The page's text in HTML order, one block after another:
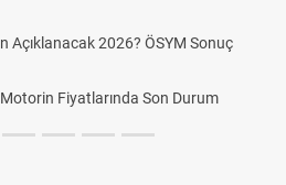
Açıklanacak 2026? ÖSYM Sonuç
Fiyatlarında Son Durum